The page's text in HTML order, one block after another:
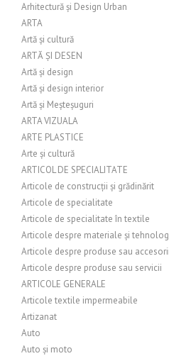
Arhitectură și Design Urban
ARTA
Artă și cultură
ARTĂ ȘI DESEN
Artă și design
Artă și design interior
Artă și Meșteșuguri
ARTA VIZUALA
ARTE PLASTICE
Arte și cultură
ARTICOL DE SPECIALITATE
Articole de construcții și grădinărit
Articole de specialitate
Articole de specialitate în textile
Articole despre materiale și
Articole despre produse sau
Articole despre produse sau servicii
ARTICOLE GENERALE
Articole textile impermeabile
Artizanat
Auto
Auto și moto